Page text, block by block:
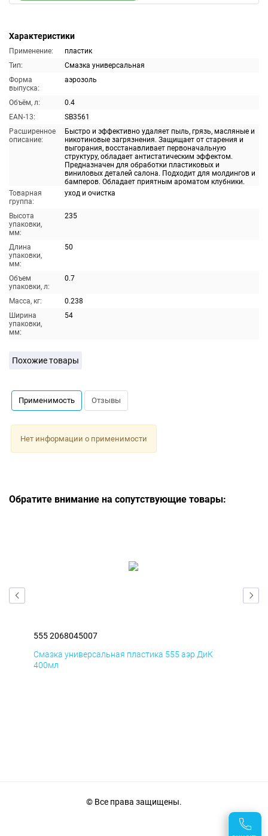
Характеристики
Применение:
пластик
Тип:
Смазка универсальная
Форма
выпуска:
аэрозоль
Объём, л:
0.4
EAN-13:
SB3561
Расширенное
описание:
Быстро и эффективно удаляет пыль, грязь, масляные и
никотиновые загрязнения. Защищает от старения и
выгорания, восстанавливает первоначальную
структуру, обладает антистатическим эффектом.
Предназначен для обработки пластиковых и
виниловых деталей салона. Подходит для молдингов и
бамперов. Обладает приятным ароматом клубники.
Товарная
группа:
уход и очистка
Высота
упаковки,
мм:
235
Длина
упаковки,
мм:
50
Объем
упаковки, л:
0.7
Масса, кг:
0.238
Ширина
упаковки,
мм:
54
Похожие товары
Применимость Отзывы
Нет информации о применимости
Обратите внимание на сопутствующие товары:
555 2068045007
Смазка универсальная пластика 555 аэр ДиК
400мл
© Все права защищены.